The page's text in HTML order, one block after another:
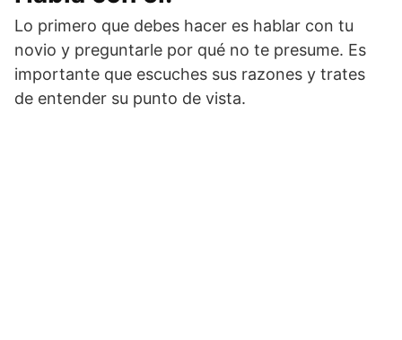
Lo primero que debes hacer es hablar con tu
novio y preguntarle por qué no te presume. Es
importante que escuches sus razones y trates
de entender su punto de vista.